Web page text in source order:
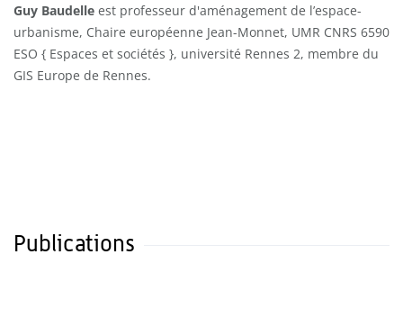
Guy Baudelle est professeur d'aménagement de l’espace-
urbanisme, Chaire européenne Jean-Monnet, UMR CNRS 6590
ESO { Espaces et sociétés }, université Rennes 2, membre du
GIS Europe de Rennes.
Publications